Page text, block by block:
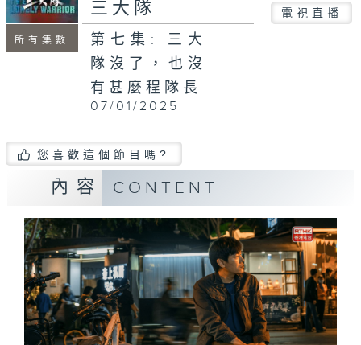
所有集數
三大隊 電視直播
第七集: 三大
隊沒了，也沒
有甚麼程隊長
07/01/2025
您喜歡這個節目嗎?
內容 CONTENT